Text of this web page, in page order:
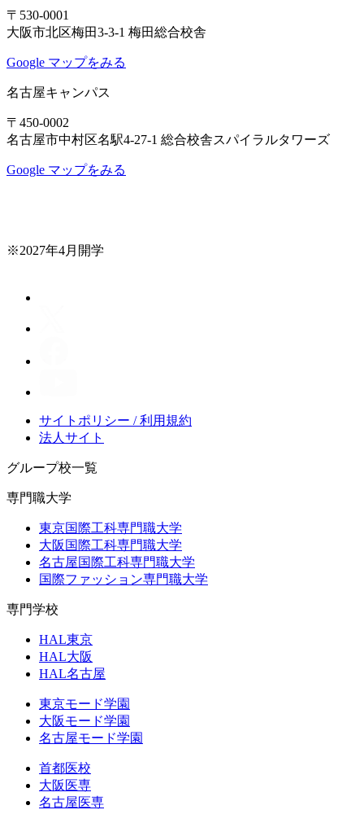
〒530-0001
大阪市北区梅田3-3-1 梅田総合校舎
Google マップをみる
名古屋キャンパス
〒450-0002
名古屋市中村区名駅4-27-1 総合校舎スパイラルタワーズ
Google マップをみる
※2027年4月開学
サイトポリシー / 利用規約
法人サイト
グループ校一覧
専門職大学
東京国際工科専門職大学
大阪国際工科専門職大学
名古屋国際工科専門職大学
国際ファッション専門職大学
専門学校
HAL東京
HAL大阪
HAL名古屋
東京モード学園
大阪モード学園
名古屋モード学園
首都医校
大阪医専
名古屋医専